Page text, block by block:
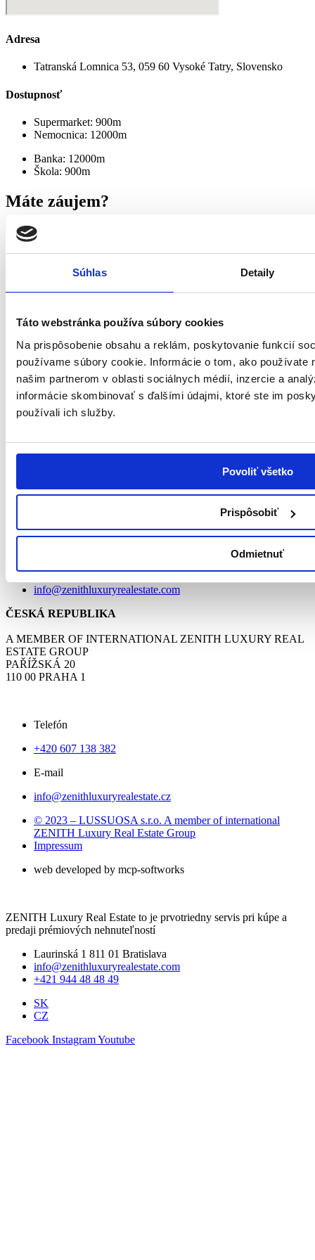
Súhlas Detaily
Táto webstránka používa súbory cookies
Na prispôsobenie obsahu a reklám, poskytovanie funkcií
používame súbory cookie. Informácie o tom, ako používate
našim partnerom v oblasti sociálnych médií, inzercie a
informácie skombinovať s ďalšími údajmi, ktoré ste im
používali ich služby.
Povoliť všetko
Prispôsobiť
Odmietnuť
Adresa
Tatranská Lomnica 53, 059 60 Vysoké Tatry, Slovensko
Dostupnosť
Supermarket: 900m
Nemocnica: 12000m
Banka: 12000m
Škola: 900m
Máte záujem?
Pre obhliadky a viac informácii nás prosím kontaktujte na
medzinárodnej realitnej skupiny ZENITH Luxury Real Estate a je
Luxury Real Estate pri svojich obchodných aktivitách.
LUSSUSOSA s.r.o. is an exclusive partner of the international real
estate group ZENITH Luxury Real Estate and is therefore solely
entitled to use the ZENITH Luxury Real Estate business name for
its business activities
SLOVENSKO
LUSSUOSA S.R.O.
ESTATE GROUP
LAURINSKÁ 1
info@zenithluxuryrealestate.com
ČESKÁ REPUBLIKA
A MEMBER OF INTERNATIONAL ZENITH LUXURY REAL
ESTATE GROUP
PAŘÍŽSKÁ 20
110 00 PRAHA 1
Telefón
+420 607 138 382
E-mail
info@zenithluxuryrealestate.cz
© 2023 – LUSSUOSA s.r.o. A member of international
ZENITH Luxury Real Estate Group​
Impressum
web developed by mcp-softworks
ZENITH Luxury Real Estate to je prvotriedny servis pri kúpe a
predaji prémiových nehnuteľností
Laurinská 1 811 01 Bratislava
info@zenithluxuryrealestate.com
+421 944 48 48 49
SK
CZ
Facebook InstagramYoutube